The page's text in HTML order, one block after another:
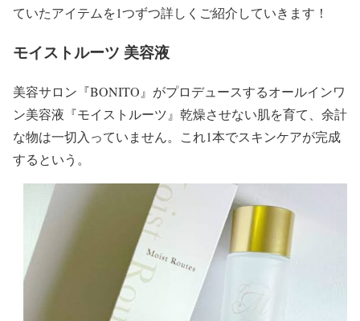
ていたアイテムを1つずつ詳しくご紹介していきます！
モイストルーツ 美容液
美容サロン『BONITO』がプロデュースするオールインワ
ン美容液『モイストルーツ』 乾燥させない肌を育て、余計
な物は一切入っていません。これ1本でスキンケアが完成
するという。